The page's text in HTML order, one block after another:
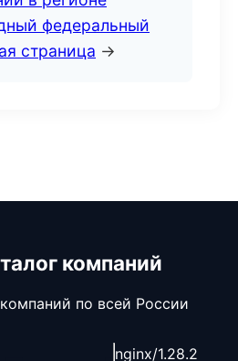
федеральный
страница →
компаний
по всей России
nginx/1.28.2